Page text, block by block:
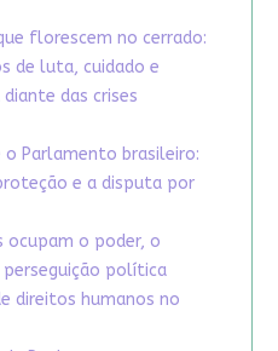
florescem no cerrado:
de luta, cuidado e
das crises
o Parlamento brasileiro:
e a disputa por
ocupam o poder, o
política
direitos humanos no